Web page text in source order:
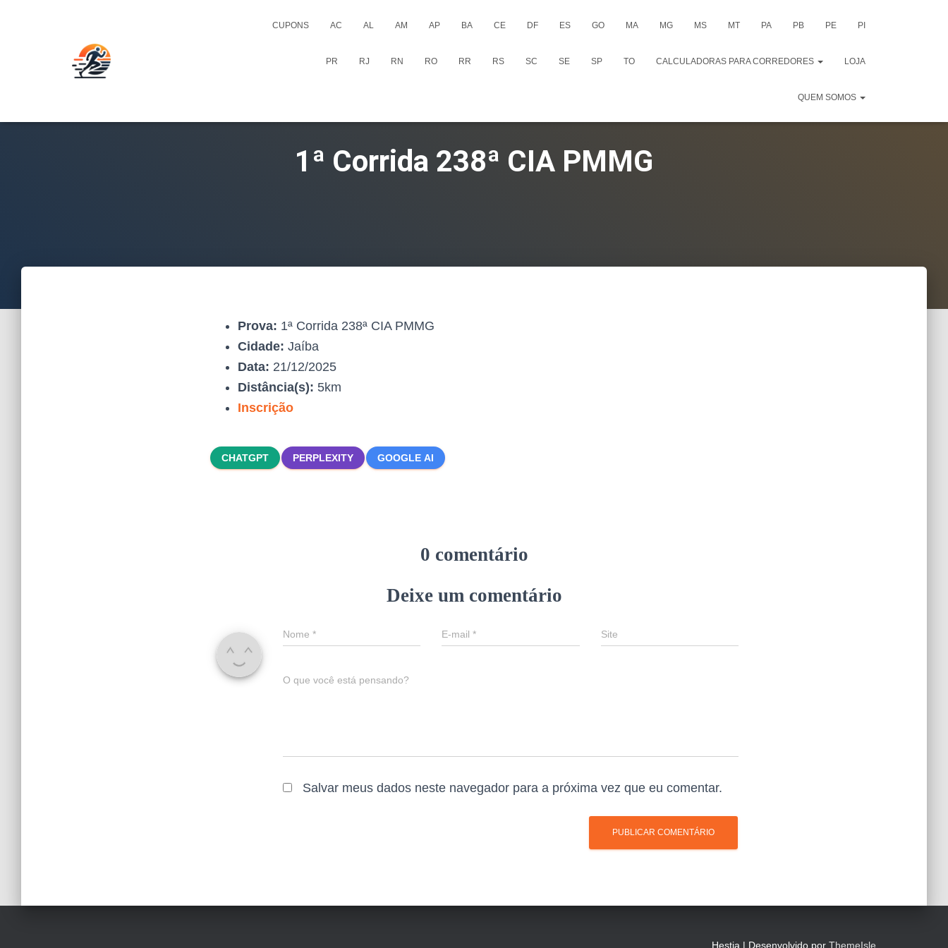
CUPONS AC AL AM AP BA CE DF ES GO MA MG MS MT PA PB PE PI
PR RJ RN RO RR RS SC SE SP TO CALCULADORAS PARA CORREDORES LOJA
QUEM SOMOS
1ª Corrida 238ª CIA PMMG
Prova: 1ª Corrida 238ª CIA PMMG
Cidade: Jaíba
Data: 21/12/2025
Distância(s): 5km
Inscrição
CHATGPT PERPLEXITY GOOGLE AI
0 comentário
Deixe um comentário
Nome * E-mail* Site
O que você está pensando?
Salvar meus dados neste navegador para a próxima vez que eu comentar.
Hestia | Desenvolvido por ThemeIsle